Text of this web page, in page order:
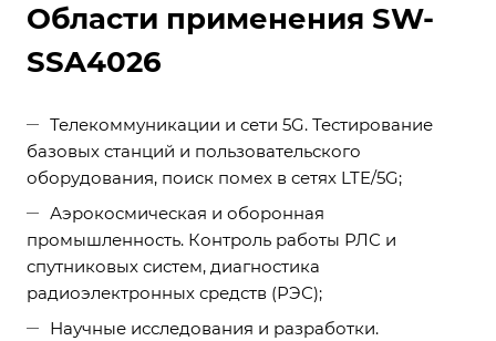
Области применения SW-
SSA4026
Телекоммуникации и сети 5G. Тестирование
базовых станций и пользовательского
оборудования, поиск помех в сетях LTE/5G;
Аэрокосмическая и оборонная
промышленность. Контроль работы РЛС и
спутниковых систем, диагностика
радиоэлектронных средств (РЭС);
Научные исследования и разработки.